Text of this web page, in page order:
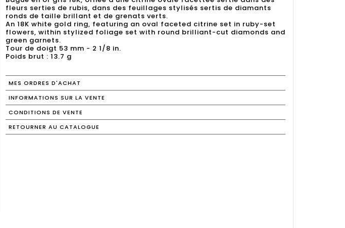
fleurs serties de rubis, dans des feuillages stylisés sertis de diamants
ronds de taille brillant et de grenats verts.
An 18K white gold ring, featuring an oval faceted citrine set in ruby-set
flowers, within stylized foliage set with round brilliant-cut diamonds and
green garnets.
Tour de doigt 53 mm - 2 1/8 in.
Poids brut : 13.7 g
MES ORDRES D'ACHAT
INFORMATIONS SUR LA VENTE
CONDITIONS DE VENTE
RETOURNER AU CATALOGUE